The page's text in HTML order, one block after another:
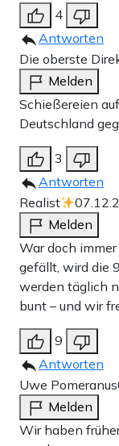
4
Antworten
Die oberste
Melden
Schießereien
Deutschland
3
Antworten
Realist
Melden
War doch
gefällt, wird die
werden täglich
bunt – und wir
9
Antworten
Uwe Pomeranus
Melden
Wir haben